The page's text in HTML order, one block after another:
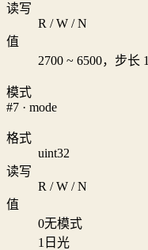
读写
R / W / N
值
2700 ~ 6500，步长 1
模式
#7 · mode
格式
uint32
读写
R / W / N
值
0无模式
1 日光